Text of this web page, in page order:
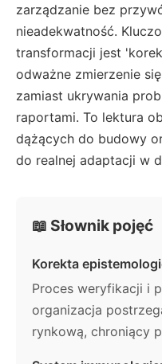
zarządzanie bez
nieadekwatność.
transformacji jest
odważne zmierzenie
zamiast ukrywania
raportami. To lektura
dążących do budowy
do realnej adaptacji w
📖 Słownik pojęć
Korekta
Proces weryfikacji i
organizacja
rynkową, chroniący